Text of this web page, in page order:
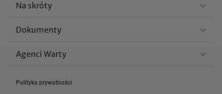
Na skróty
Dokumenty
Agenci Warty
Polityka prywatności